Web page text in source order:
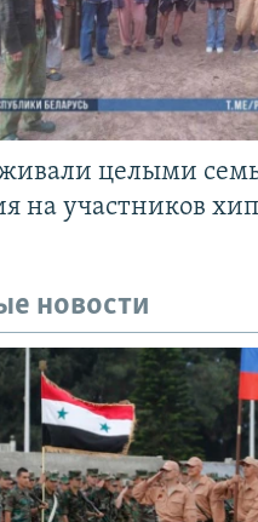
целыми
на участников
новости